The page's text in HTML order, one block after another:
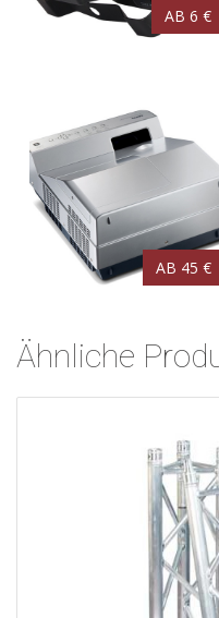
AB 6 €
AB 45 €
Ähnliche